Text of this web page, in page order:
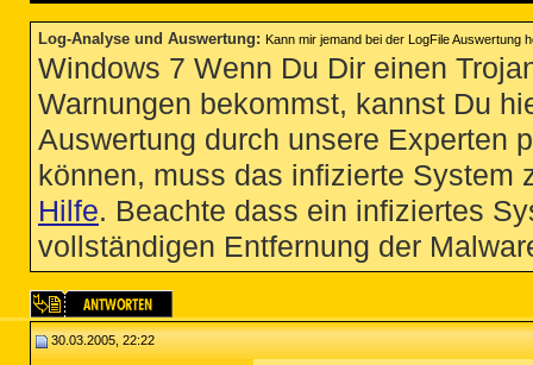
Log-Analyse und Auswertung: Kann mir jemand bei der LogFile Auswertung
Windows 7 Wenn Du Dir einen
Warnungen bekommst, kannst Du
Auswertung durch unsere Experten
können, muss das infizierte System
Hilfe. Beachte dass ein infiziertes
vollständigen Entfernung der
30.03.2005, 22:22